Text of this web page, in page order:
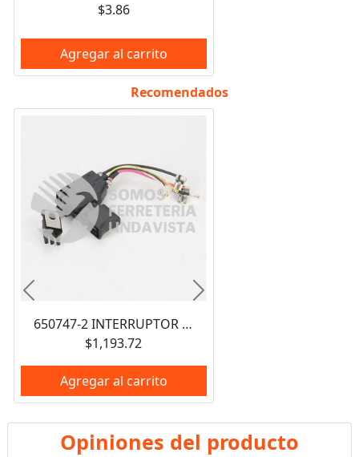
$3.86
Agregar al carrito
Recomendados
650747-2 INTERRUPTOR DE ENCENDIDO MAKITA
$1,193.72
Agregar al carrito
Anterior Siguiente
Opiniones del producto